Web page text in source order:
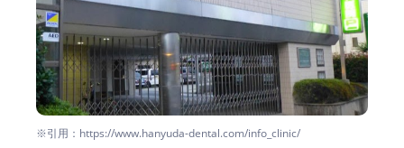
※引用：https://www.hanyuda-dental.com/info_clinic/